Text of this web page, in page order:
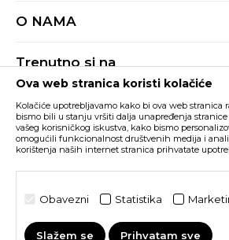
Reklamacije
Pravila Sport&Bonus programa
O NAMA
BUZZ Shopovi
Postani dio BUZZ tima
Trenutno si na
Buzz Crna Gora PROMIJENI
Nastojimo da budemo što precizniji u opisu
cijena, ali ne možemo garantovati da su sve
grešaka. Svi artikli prikazani na sajtu su dio naše
su dostupni u svakom trenutku. Raspoloživost robe
©2026www.buzzsneakers.me, Izrada
Ova web stranica koristi kolačiće
Kolačiće upotrebljavamo kako bi ova web stranica
bismo bili u stanju vršiti dalja unapređenja
vašeg korisničkog iskustva, kako bismo
omogućili funkcionalnost društvenih medija i
korištenja naših internet stranica prihvatate
Obavezni Statistika
Slažem se Prihvatam sve